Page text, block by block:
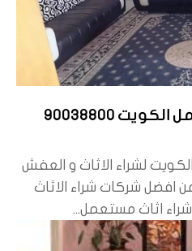
90038800
لشراء الاثاث و العفش
افضل شركات شراء الاثاث
اثاث مستعمل...